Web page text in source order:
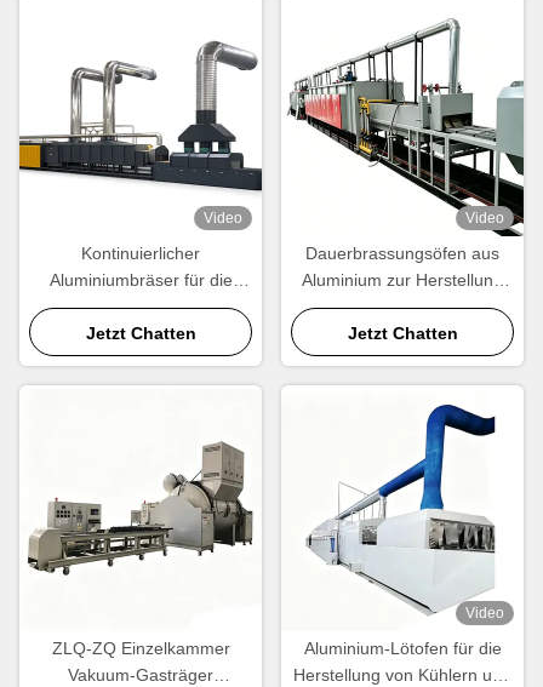
Video
Kontinuierlicher
Aluminiumbräser für die
Produktion von Kühlern und
Kondensatoren -- CE-
zertifiziert
Jetzt Chatten
Video
Dauerbrassungsöfen aus
Aluminium zur Herstellung
von Heizkörpern,
Kondensatoren und
Wärmetauschern
Jetzt Chatten
ZLQ-ZQ Einzelkammer
Vakuum-Gasträger
Video
Aluminium-Lötofen für die
Herstellung von Kühlern und